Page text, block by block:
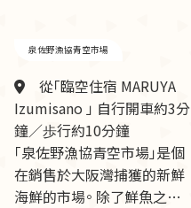
泉佐野漁協青空市場
從「臨空住宿 MARUYA
Izumisano 」 自行開車約3分
鐘／歩行約10分鐘
「泉佐野漁協青空市場」是個
在銷售於大阪灣捕獲的新鮮
海鮮的市場。 除了鮮魚之…